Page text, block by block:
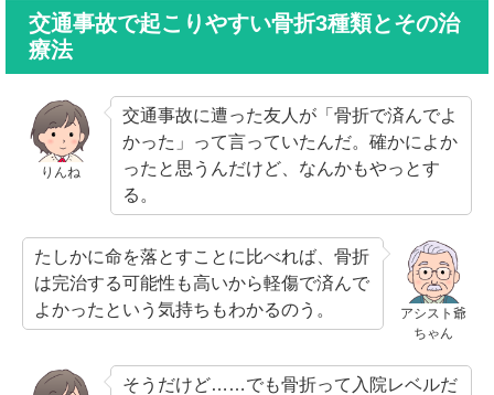
交通事故で起こりやすい骨折3種類とその治
療法
りんね
交通事故に遭った友人が「骨折で済んでよ
かった」って言っていたんだ。確かによか
ったと思うんだけど、なんかもやっとす
る。
アシスト爺
ちゃん
たしかに命を落とすことに比べれば、骨折
は完治する可能性も高いから軽傷で済んで
よかったという気持ちもわかるのう。
そうだけど……でも骨折って入院レベルだ